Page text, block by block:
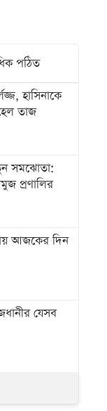
পঠিত
হাসিনাকে
তাজ
সমঝোতা:
প্রণালির
আজকের দিন
যেসব